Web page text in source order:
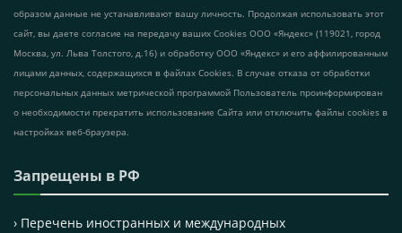
образом данные не устанавливают вашу личность. Продолжая использовать этот
сайт, вы даете согласие на передачу ваших Cookies ООО «Яндекс» (119021, город
Москва, ул. Льва Толстого, д.16) и обработку ООО «Яндекс» и его аффилированным
лицами данных, содержащихся в файлах Cookies. В случае отказа от обработки
персональных данных метрической программой Пользователь проинформирован
о необходимости прекратить использование Сайта или отключить файлы cookies в
настройках веб-браузера.
Запрещены в РФ
› Перечень иностранных и международных